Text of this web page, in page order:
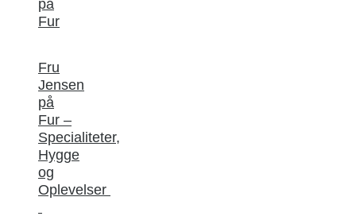
på
Fur
Fru
Jensen
på
Fur –
Specialiteter,
Hygge
og
Oplevelser